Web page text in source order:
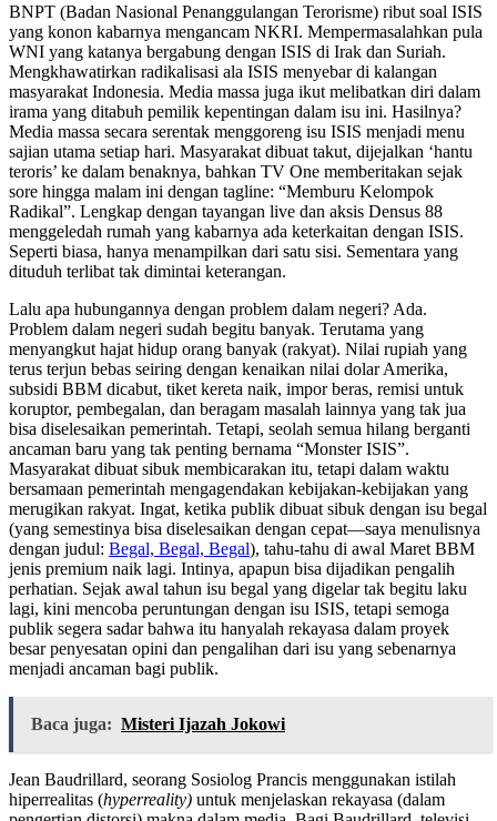
BNPT (Badan Nasional Penanggulangan Terorisme) ribut soal ISIS
yang konon kabarnya mengancam NKRI. Mempermasalahkan pula
WNI yang katanya bergabung dengan ISIS di Irak dan Suriah.
Mengkhawatirkan radikalisasi ala ISIS menyebar di kalangan
masyarakat Indonesia. Media massa juga ikut melibatkan diri dalam
irama yang ditabuh pemilik kepentingan dalam isu ini. Hasilnya?
Media massa secara serentak menggoreng isu ISIS menjadi menu
sajian utama setiap hari. Masyarakat dibuat takut, dijejalkan ‘hantu
teroris’ ke dalam benaknya, bahkan TV One memberitakan sejak
sore hingga malam ini dengan tagline: “Memburu Kelompok
Radikal”. Lengkap dengan tayangan live dan aksis Densus 88
menggeledah rumah yang kabarnya ada keterkaitan dengan ISIS.
Seperti biasa, hanya menampilkan dari satu sisi. Sementara yang
dituduh terlibat tak dimintai keterangan.
Lalu apa hubungannya dengan problem dalam negeri? Ada.
Problem dalam negeri sudah begitu banyak. Terutama yang
menyangkut hajat hidup orang banyak (rakyat). Nilai rupiah yang
terus terjun bebas seiring dengan kenaikan nilai dolar Amerika,
subsidi BBM dicabut, tiket kereta naik, impor beras, remisi untuk
koruptor, pembegalan, dan beragam masalah lainnya yang tak jua
bisa diselesaikan pemerintah. Tetapi, seolah semua hilang berganti
ancaman baru yang tak penting bernama “Monster ISIS”.
Masyarakat dibuat sibuk membicarakan itu, tetapi dalam waktu
bersamaan pemerintah mengagendakan kebijakan-kebijakan yang
merugikan rakyat. Ingat, ketika publik dibuat sibuk dengan isu begal
(yang semestinya bisa diselesaikan dengan cepat—saya menulisnya
dengan judul: Begal, Begal, Begal), tahu-tahu di awal Maret BBM
jenis premium naik lagi. Intinya, apapun bisa dijadikan pengalih
perhatian. Sejak awal tahun isu begal yang digelar tak begitu laku
lagi, kini mencoba peruntungan dengan isu ISIS, tetapi semoga
publik segera sadar bahwa itu hanyalah rekayasa dalam proyek
besar penyesatan opini dan pengalihan dari isu yang sebenarnya
menjadi ancaman bagi publik.
Baca juga: Misteri Ijazah Jokowi
Jean Baudrillard, seorang Sosiolog Prancis menggunakan istilah
hiperrealitas (hyperreality) untuk menjelaskan rekayasa (dalam